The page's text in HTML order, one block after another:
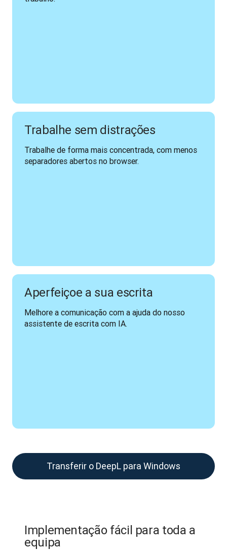
Trabalhe sem distrações
Trabalhe de forma mais concentrada, com menos
separadores abertos no browser.
Aperfeiçoe a sua escrita
Melhore a comunicação com a ajuda do nosso
assistente de escrita com IA.
Transferir o DeepL para Windows
Implementação fácil para toda a
equipa